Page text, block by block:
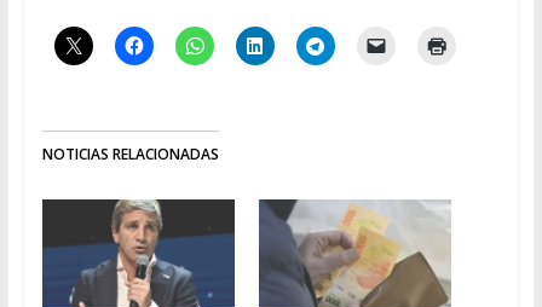
NOTICIAS RELACIONADAS